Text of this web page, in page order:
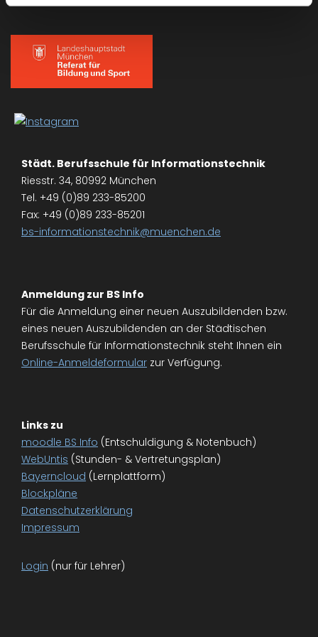
Städt. Berufsschule für Informationstechnik
Riesstr. 34, 80992 München
Tel. +49 (0)89 233-85200
Fax: +49 (0)89 233-85201
bs-informationstechnik@muenchen.de
Anmeldung zur BS Info
Für die Anmeldung einer neuen Auszubildenden bzw.
eines neuen Auszubildenden an der Städtischen
Berufsschule für Informationstechnik steht Ihnen ein
Online-Anmeldeformular zur Verfügung.
Links zu
moodle BS Info (Entschuldigung & Notenbuch)
WebUntis (Stunden- & Vertretungsplan)
Bayerncloud (Lernplattform)
Blockpläne
Datenschutzerklärung
Impressum
Login (nur für Lehrer)